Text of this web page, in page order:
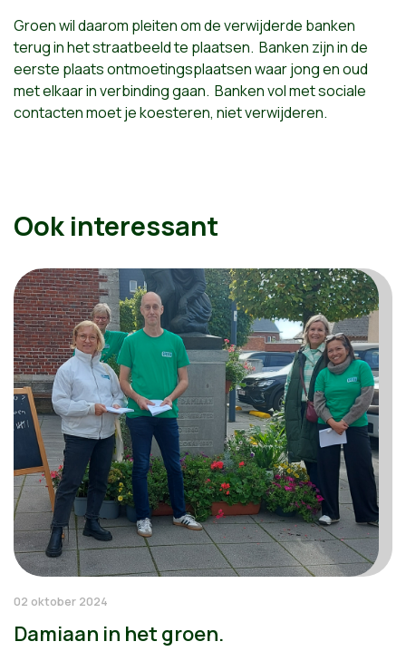
Groen wil daarom pleiten om de verwijderde banken
terug in het straatbeeld te plaatsen. Banken zijn in de
eerste plaats ontmoetingsplaatsen waar jong en oud
met elkaar in verbinding gaan. Banken vol met sociale
contacten moet je koesteren, niet verwijderen.
Ook interessant
02 oktober 2024
Damiaan in het groen.